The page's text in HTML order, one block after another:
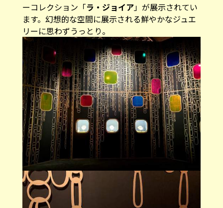
ーコレクション「ラ・ジョイア」が展示されてい
ます。幻想的な空間に展示される鮮やかなジュエ
リーに思わずうっとり。